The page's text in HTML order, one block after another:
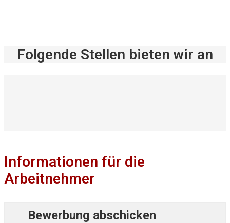
Folgende Stellen bieten wir an
Informationen für die
Arbeitnehmer
Bewerbung abschicken